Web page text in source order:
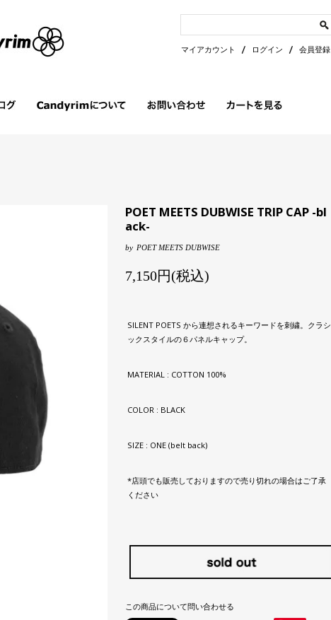
マイアカウント ログイン 会員登録
POET MEETS DUBWISE TRIP CAP -bl
ack-
by POET MEETS DUBWISE
7,150円(税込)
SILENT POETS から連想されるキーワードを刺繍。クラシ
ックスタイルの６パネルキャップ。
MATERIAL : COTTON 100%
COLOR : BLACK
SIZE : ONE (belt back)
*店頭でも販売しておりますので売り切れの場合はご了承
ください
この商品について問い合わせる